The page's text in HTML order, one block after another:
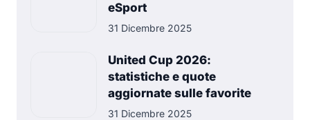
eSport
31 Dicembre 2025
United Cup 2026:
statistiche e quote
aggiornate sulle favorite
31 Dicembre 2025